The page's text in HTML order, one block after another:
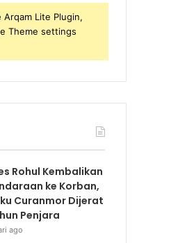
Lite Plugin,
Theme settings
Rohul Kembalikan
ke Korban,
Curanmor Dijerat
Penjara
ago